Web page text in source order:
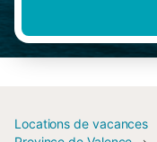
Locations de vacances